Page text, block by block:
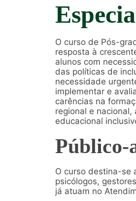
O curso de Pós-
resposta à
alunos com
das políticas de
necessidade
implementar e
carências na
regional e
educacional
Público-
O curso destina-se
psicólogos,
já atuam no